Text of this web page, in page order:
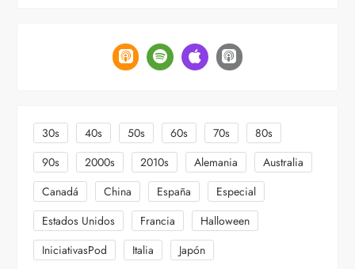
30s 40s 50s 60s 70s
80s
90s
2000s 2010s Alemania
Australia
Canadá
China España
Especial
Estados Unidos
Francia
Halloween
IniciativasPod
Italia Japón